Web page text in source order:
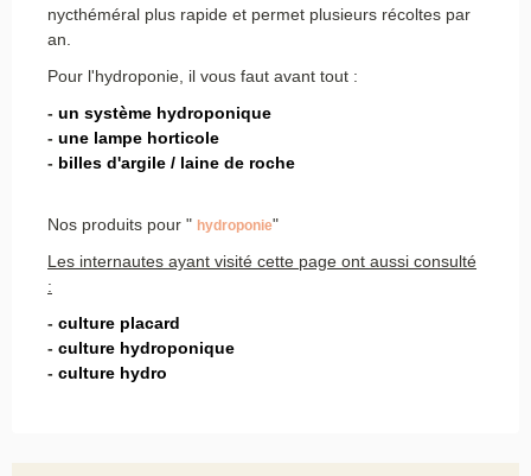
nycthéméral plus rapide et permet plusieurs récoltes par
an.
Pour l'hydroponie, il vous faut avant tout :
- un système hydroponique
- une lampe horticole
- billes d'argile / laine de roche
Nos produits pour " hydroponie"
Les internautes ayant visité cette page ont aussi consulté
:
- culture placard
- culture hydroponique
- culture hydro